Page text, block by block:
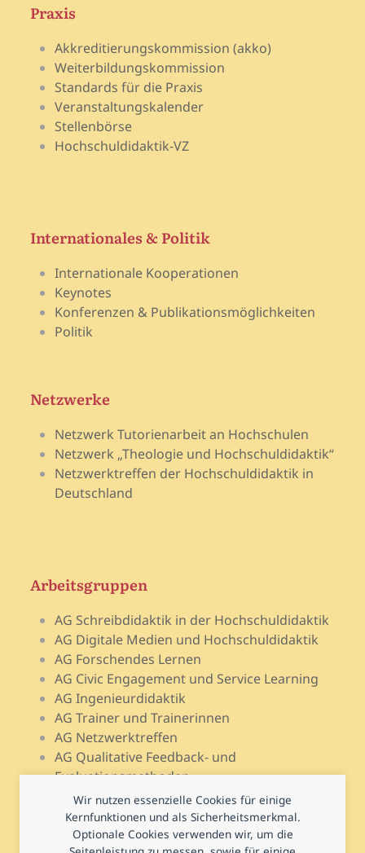
Wir nutzen essenzielle Cookies für einige
Kernfunktionen und als Sicherheitsmerkmal.
Optionale Cookies verwenden wir, um die
Praxis
Akkreditierungskommission (akko)
Weiterbildungskommission
Standards für die Praxis
Veranstaltungskalender
Stellenbörse
Hochschuldidaktik-VZ
Internationales & Politik
Internationale Kooperationen
Keynotes
Konferenzen & Publikationsmöglichkeiten
Politik
Netzwerke
Netzwerk Tutorienarbeit an Hochschulen
Netzwerk „Theologie und Hochschuldidaktik“
Netzwerktreffen der Hochschuldidaktik in
Deutschland
Arbeitsgruppen
AG Schreibdidaktik in der Hochschuldidaktik
AG Digitale Medien und Hochschuldidaktik
AG Forschendes Lernen
AG Civic Engagement und Service Learning
AG Ingenieurdidaktik
AG Trainer und Trainerinnen
AG Netzwerktreffen
AG Qualitative Feedback- und
Evaluationsmethoden
AG Open Teach Ware – Lehrportale
AG Psychologie und Lehr-Lern-Forschung
AG Prüfen und Prüfungsdidaktik